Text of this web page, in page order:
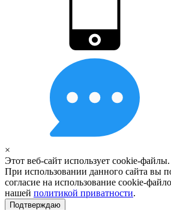
×
Этот веб-сайт использует cookie-файлы.
При использовании данного сайта вы
согласие на использование cookie-
нашей политикой приватности.
Подтверждаю